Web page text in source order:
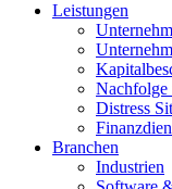
Leistungen
Nachfolge
Distress
Branchen
Industrien